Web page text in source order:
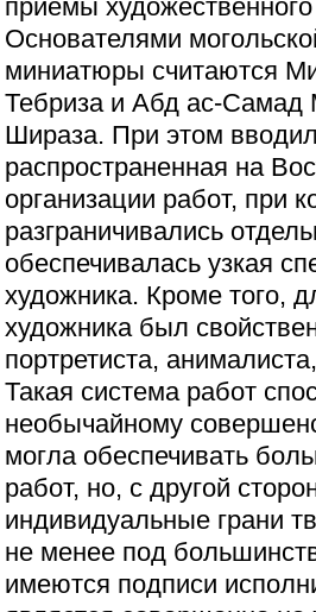
приемы
Основателями
миниатюры считаются
Тебриза и Абд ас-Самад
Шираза. При этом
распространенная на
организации работ, при
разграничивались
обеспечивалась узкая
художника. Кроме того,
художника был
портретиста,
Такая система работ
необычайному
могла обеспечивать
работ, но, с другой
индивидуальные грани
не менее под
имеются подписи